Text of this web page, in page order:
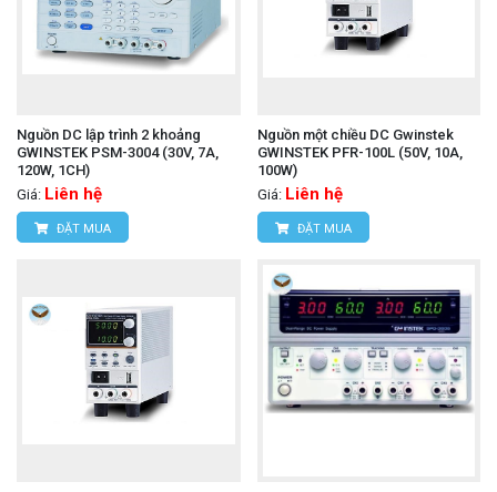
Nguồn DC lập trình 2 khoảng
GWINSTEK PSM-3004 (30V, 7A,
120W, 1CH)
Giá: Liên hệ
ĐẶT MUA
Nguồn một chiều DC Gwinstek
GWINSTEK PFR-100L (50V, 10A,
100W)
Giá: Liên hệ
ĐẶT MUA